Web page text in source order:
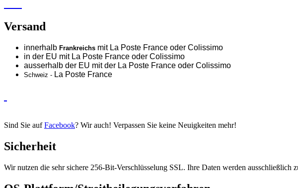
Versand
innerhalb Frankreichs mit La Poste France oder Colissimo
in der EU mit La Poste France oder Colissimo
ausserhalb der EU mit der La Poste France oder Colissimo
Schweiz - La Poste France
Sind Sie aufFacebook? Wir auch! Verpassen Sie keine Neuigkeiten mehr!
Sicherheit
Wir nutzen die sehr sichere 256-Bit-Verschlüsselung SSL. Ihre Daten werden ausschließlich